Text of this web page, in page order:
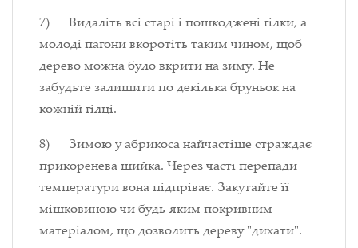
7) Видаліть всі старі і пошкоджені гілки, а
молоді пагони вкоротіть таким чином, щоб
дерево можна було вкрити на зиму. Не
забудьте залишити по декілька бруньок на
кожній гілці.
8) Зимою у абрикоса найчастіше страждає
прикоренева шийка. Через часті перепади
температури вона підпріває. Закутайте її
мішковиною чи будь-яким покривним
матеріалом, що дозволить дереву "дихати".